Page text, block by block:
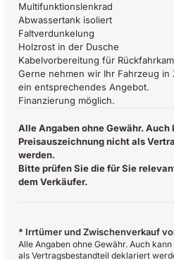
Multifunktionslenkrad
Abwassertank isoliert
Faltverdunkelung
Holzrost in der Dusche
Kabelvorbereitung für
Gerne nehmen wir Ihr Fahrzeug
ein entsprechendes Angebot.
Finanzierung möglich.
Alle Angaben ohne Gewähr. Auch
Preisauszeichnung nicht als
werden.
Bitte prüfen Sie die für Sie
dem Verkäufer.
* Irrtümer und Zwischenverkauf
Alle Angaben ohne Gewähr. Auch
als Vertragsbestandteil deklariert